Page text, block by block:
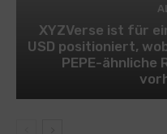
XYZVerse ist für
USD positioniert,
PEPE-ähnliche